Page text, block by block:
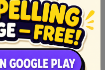
Ng Pilipinas